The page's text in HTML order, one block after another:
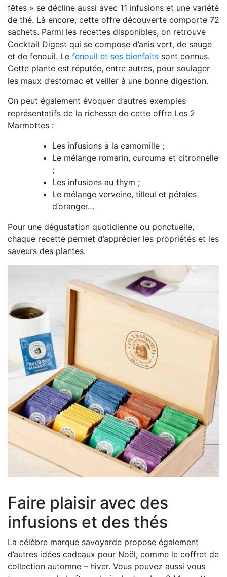
fêtes » se décline aussi avec 11 infusions et une variété
de thé. Là encore, cette offre découverte comporte 72
sachets. Parmi les recettes disponibles, on retrouve
Cocktail Digest qui se compose d’anis vert, de sauge
et de fenouil. Le fenouil et ses bienfaits sont connus.
Cette plante est réputée, entre autres, pour soulager
les maux d’estomac et veiller à une bonne digestion.
On peut également évoquer d’autres exemples
représentatifs de la richesse de cette offre Les 2
Marmottes :
Les infusions à la camomille ;
Le mélange romarin, curcuma et citronnelle
;
Les infusions au thym ;
Le mélange verveine, tilleul et pétales
d’oranger…
Pour une dégustation quotidienne ou ponctuelle,
chaque recette permet d’apprécier les propriétés et les
saveurs des plantes.
Faire plaisir avec des
infusions et des thés
La célèbre marque savoyarde propose également
d’autres idées cadeaux pour Noël, comme le coffret de
collection automne – hiver. Vous pouvez aussi vous